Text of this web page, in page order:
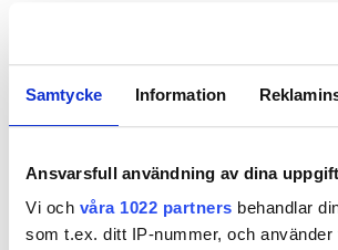
Samtycke Information
Ansvarsfull användning av dina
Vi och våra 1022 partners behandlar
som t.ex. ditt IP-nummer, och använder
Han är lika stor som